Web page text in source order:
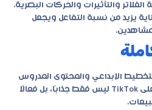
والتأثيرات والحركات البصرية.
يزيد من نسبة التفاعل ويجعل
الإبداعي والمحتوى المدروس
يجعل المحتوى القصير على TikTok ليس فقط جذابًا، بل فعالًا